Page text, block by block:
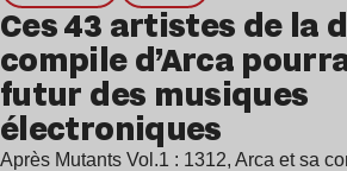
Ces 43 artistes de la
compile d’Arca
futur des musiques
électroniques
Après Mutants Vol.1 : 1312, Arca et sa